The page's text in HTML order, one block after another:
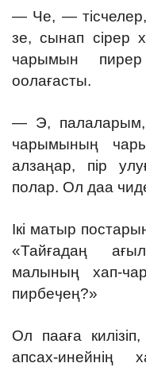
— Че, —
зе, сынап сірер
чарымын
оолағасты.
— Э, палаларым,
чарымының
алзаңар, пір
полар. Ол даа
Ікі матыр
«Тайғадаң
малының хап-
пирбеӌең?»
Ол пааға
апсах-инейнің